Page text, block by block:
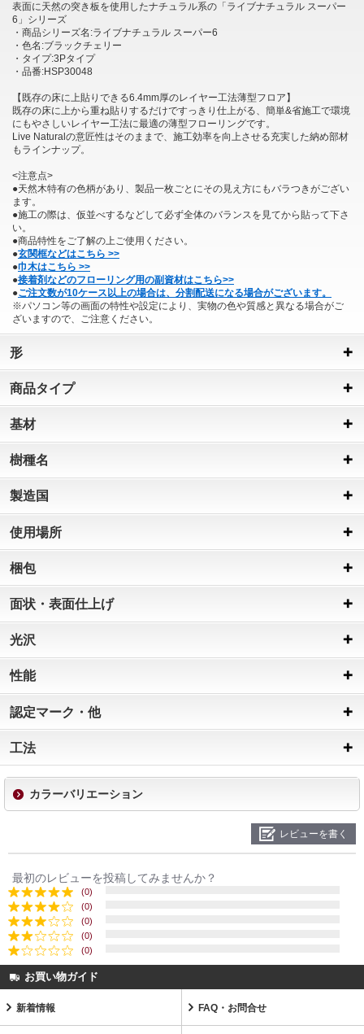
表面に天然の突き板を使用したナチュラル系の「ライブナチュラル スーパー
6」シリーズ
・商品シリーズ名:ライブナチュラル スーパー6
・色名:ブラックチェリー
・タイプ:3Pタイプ
・品番:HSP30048
【既存の床に上貼りできる6.4mm厚のレイヤー工法薄型フロア】
既存の床に上から重ね貼りするだけですっきり仕上がる、簡単&省施工で環境
にもやさしいレイヤー工法に最適の薄型フローリングです。
Live Naturalの意匠性はそのままで、施工効率を向上させる充実した納め部材
もラインナップ。
<注意点>
●天然木特有の色柄があり、製品一枚ごとにその見え方にもバラつきがござい
ます。
●施工の際は、仮並べするなどして必ず全体のバランスを見てから貼って下さ
い。
●商品特性をご了解の上ご使用ください。
●玄関框などはこちら >>
●巾木はこちら >>
●接着剤などのフローリング用の副資材はこちら>>
●ご注文数が10ケース以上の場合は、分割配送になる場合がございます。
※パソコン等の画面の特性や設定により、実物の色や質感と異なる場合がご
ざいますので、ご注意ください。
形
商品タイプ
基材
樹種名
製造国
使用場所
梱包
面状・表面仕上げ
光沢
性能
認定マーク・他
工法
カラーバリエーション
レビューを書く
最初のレビューを投稿してみませんか？
(0)
(0)
(0)
(0)
(0)
お買い物ガイド
新着情報 FAQ・お問合せ